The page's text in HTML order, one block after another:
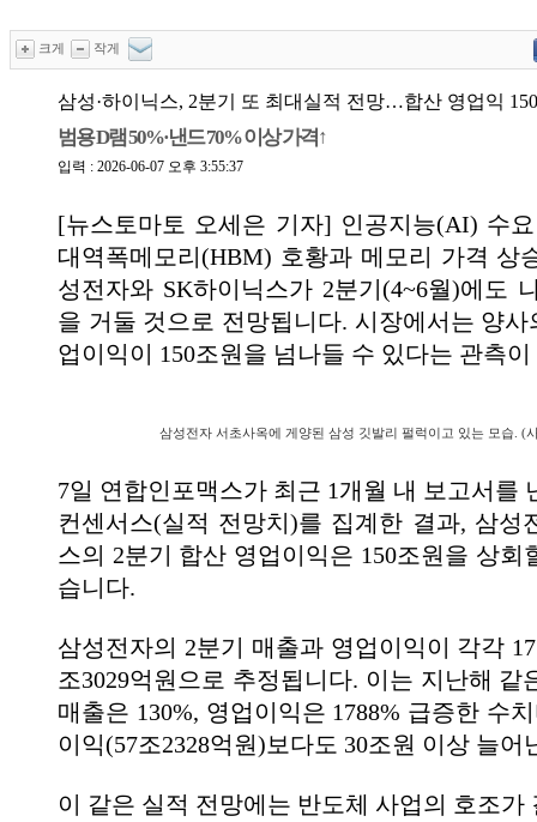
크게 작게
삼성·하이닉스, 2분기 또 최대실적 전망…합산 영업익
범용 D램 50%·낸드 70% 이상 가격↑
입력 : 2026-06-07 오후 3:55:37
[뉴스토마토 오세은 기자] 인공지능(AI) 수
대역폭메모리(HBM) 호황과 메모리 가격 상
성전자와 SK하이닉스가 2분기(4~6월)에도
을 거둘 것으로 전망됩니다. 시장에서는 양사
업이익이 150조원을 넘나들 수 있다는 관측
삼성전자 서초사옥에 게양된 삼성 깃발리 펄럭이고 있는 모습. (
7일 연합인포맥스가 최근 1개월 내 보고서를
컨센서스(실적 전망치)를 집계한 결과, 삼성
스의 2분기 합산 영업이익은 150조원을 상회
습니다.
삼성전자의 2분기 매출과 영업이익이 각각
조3029억원으로 추정됩니다. 이는 지난해 같
매출은 130%, 영업이익은 1788% 급증한 수
이익(57조2328억원)보다도 30조원 이상 늘어
이 같은 실적 전망에는 반도체 사업의 호조가